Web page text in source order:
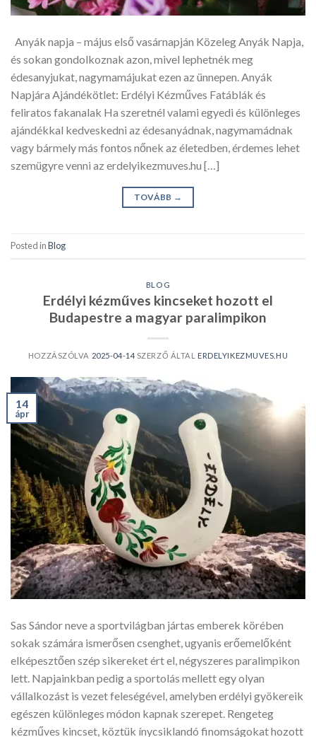
Anyák napja – május első vasárnapján Közeleg Anyák Napja,
és sokan gondolkoznak azon, mivel lephetnék meg
édesanyjukat, nagymamájukat ezen az ünnepen. Anyák
Napjára Ajándékötlet: Erdélyi Kézműves Fatáblák és
feliratos fakanalak Ha szeretnél valami egyedi és különleges
ajándékkal kedveskedni az édesanyádnak, nagymamádnak
vagy bármely más fontos nőnek az életedben, érdemes lehet
szemügyre venni az erdelyikezmuves.hu […]
TOVÁBB →
Posted inBlog
BLOG
Erdélyi kézműves kincseket hozott el
Budapestre a magyar paralimpikon
HOZZÁSZÓLVA 2025-04-14 SZERZŐ ÁLTAL ERDELYIKEZMUVES.HU
14
ápr
Sas Sándor neve a sportvilágban jártas emberek körében
sokak számára ismerősen csenghet, ugyanis erőemelőként
elképesztően szép sikereket ért el, négyszeres paralimpikon
lett. Napjainkban pedig a sportolás mellett egy olyan
vállalkozást is vezet feleségével, amelyben erdélyi gyökereik
egészen különleges módon kapnak szerepet. Rengeteg
kézműves kincset, köztük ínycsiklandó finomságokat hozott